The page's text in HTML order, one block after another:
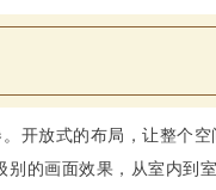
开放式的布局，让整个
的画面效果，从室内到